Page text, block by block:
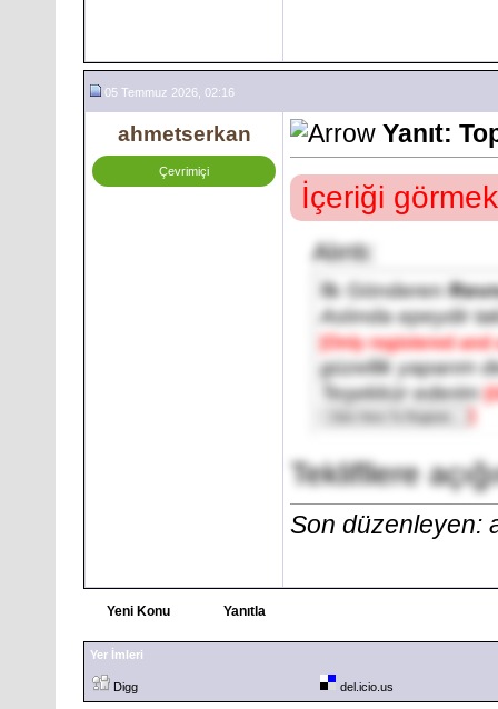
05 Temmuz 2026, 02:16
ahmetserkan
Çevrimiçi
Yanıt:
İçeriği
Alıntı:
İlk Gönderen
Aslında epeydir
[Only registered
güzellik yaparım
Teşekkür ederim
Teklifllere
Son düzenleyen:
Yeni Konu Yanıtla
Yer İmleri
Digg del.icio.us